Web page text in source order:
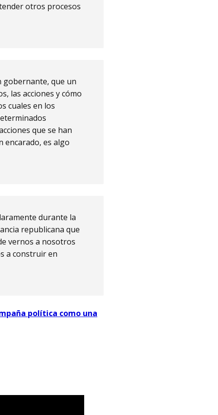
otros procesos
gobernante, que un
las acciones y cómo
cuales en los
que se han
encarado, es algo
durante la
republicana que
vernos a nosotros
a construir en
política como una